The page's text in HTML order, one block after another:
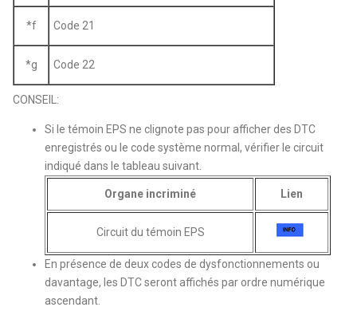
*f Code 21
*g Code 22
CONSEIL:
Si le témoin EPS ne clignote pas pour afficher des DTC
enregistrés ou le code système normal, vérifier le circuit
indiqué dans le tableau suivant.
Organe incriminé Lien
Circuit du témoin EPS
En présence de deux codes de dysfonctionnements ou
davantage, les DTC seront affichés par ordre numérique
ascendant.